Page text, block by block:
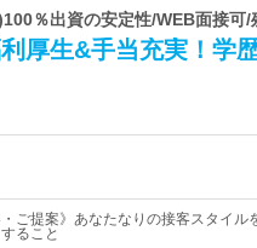
％出資の安定性/WEB面接可
厚生&手当充実！学
ご提案》あなたなりの接客スタイル
ること